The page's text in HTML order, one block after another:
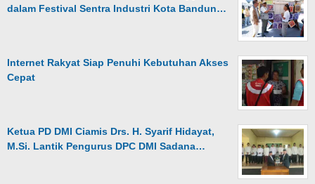
dalam Festival Sentra Industri Kota Bandun…
Internet Rakyat Siap Penuhi Kebutuhan Akses
Cepat
Ketua PD DMI Ciamis Drs. H. Syarif Hidayat,
M.Si. Lantik Pengurus DPC DMI Sadana…